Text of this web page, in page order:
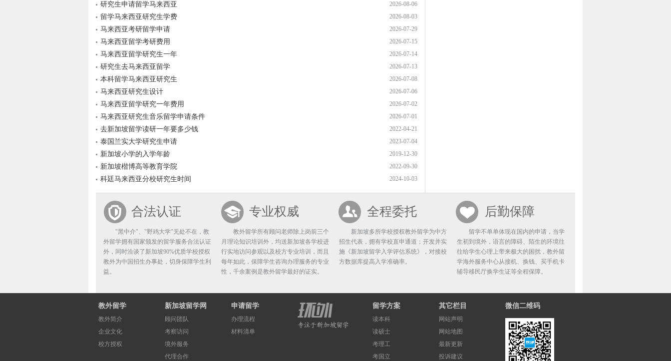
2026-08-06
研究生申请留学马来西亚
2026-08-03
留学马来西亚研究生学费
2026-07-29
马来西亚考研留学申请
2026-07-15
马来西亚留学考研费用
2026-07-14
马来西亚留学研究生一年
2026-07-13
研究生去马来西亚留学
2026-07-08
本科留学马来西亚研究生
2026-07-06
马来西亚研究生设计
2026-07-02
马来西亚留学研究一年费用
2026-07-01
马来西亚研究生音乐留学申请条件
2022-04-21
去新加坡留学读研一年要多少钱
2023-07-04
泰国兰实大学研究生申请
2019-12-30
新加坡小学的入学年龄
2022-09-30
新加坡楷博高等教育学院
2024-10-03
科廷马来西亚分校研究生时间
合法认证
"黑中介"、"野鸡大学"无处不在，教
外留学拥有国家颁发的留学服务合法认证
外，同时洽谈了新加坡90%优质学校授权
教外为中国招生办事处，切身保障学生利
益。
专业权威
教外留学所有顾问老师除上岗前三个
月理论知识培训外，均送新加坡各学校进
行实地访问参观以及校方专业培训，而且
每年如此，保障学生咨询办理服务的专业
性，千余案例是教外留学最好的证实。
全程委托
新加坡多所学校授权教外留学为中方
招生代表，拥有学校直申通道；开发并实
施《新加坡留学入学评估系统》，对接校
方数据库提高入学准确率。
后勤保障
留学不单单体现在国内的申请，当学
生初到境外，语言的障碍、陌生的环境往
往给学生心理上带来极大的困扰，教外留
学海外服务中心从接机、换钱、买手机卡
辅导移民厅换学生证等全程保障。
教外留学
教外简介
企业文化
校方授权
新加坡留学网
顾问团队
考察访问
境外服务
代理合作
申请留学
办理流程
材料清单
留学方案
读本科
读硕士
考理工
考国立
其它栏目
网站声明
网站地图
最新更新
投诉建议
微信二维码